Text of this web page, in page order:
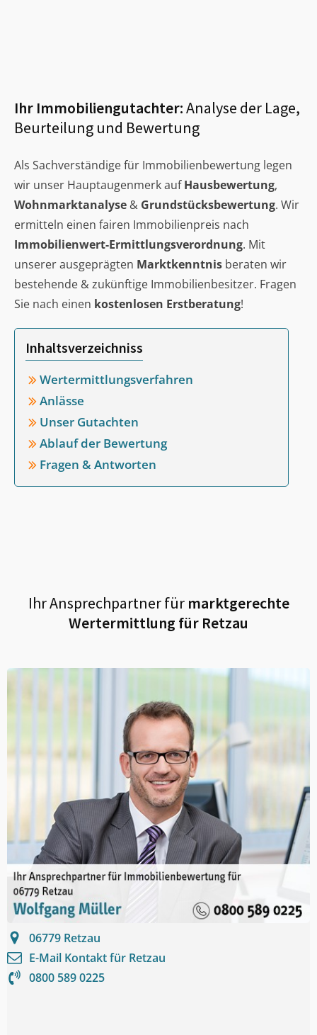
Ihr Immobiliengutachter:Analyse der Lage,
Beurteilung und Bewertung
Als Sachverständige für Immobilienbewertung legen
wir unser Hauptaugenmerk aufHausbewertung,
Wohnmarktanalyse & Grundstücksbewertung. Wir
ermitteln einen fairen Immobilienpreis nach
Immobilienwert-Ermittlungsverordnung. Mit
unserer ausgeprägten Marktkenntnis beraten wir
bestehende & zukünftige Immobilienbesitzer. Fragen
Sie nach einen kostenlosen Erstberatung!
Inhaltsverzeichniss
Wertermittlungsverfahren
Anlässe
Unser Gutachten
Ablauf der Bewertung
Fragen & Antworten
Ihr Ansprechpartner fürmarktgerechte
Wertermittlung für Retzau
06779 Retzau
E-Mail Kontakt für Retzau
0800 589 0225